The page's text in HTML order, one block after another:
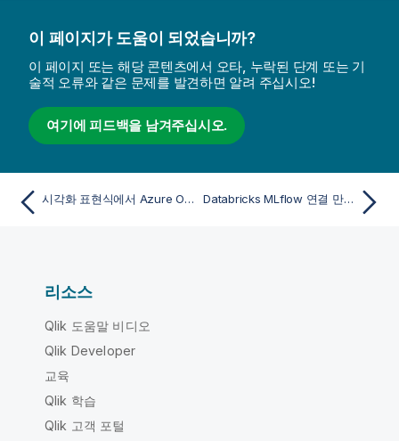
이 페이지가 도움이 되었습니까?
이 페이지 또는 해당 콘텐츠에서 오타, 누락된 단계 또는 기
술적 오류와 같은 문제를 발견하면 알려 주십시오!
여기에 피드백을 남겨주십시오.
시각화 표현식에서 Azure OpenAI 연결 사용 Databricks MLflow 연결 만들기
리소스
Qlik 도움말 비디오
Qlik Developer
교육
Qlik 학습
Qlik 고객 포털